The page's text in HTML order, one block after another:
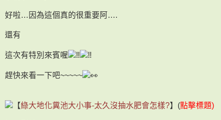
好啦…因為這個真的很重要阿….
還有
這次有特別來賓喔 ‼ ‼
趕快來看一下吧~~~~~ 👀
【綠大地化糞池大小事-太久沒抽水肥會怎樣?】(點擊標題)